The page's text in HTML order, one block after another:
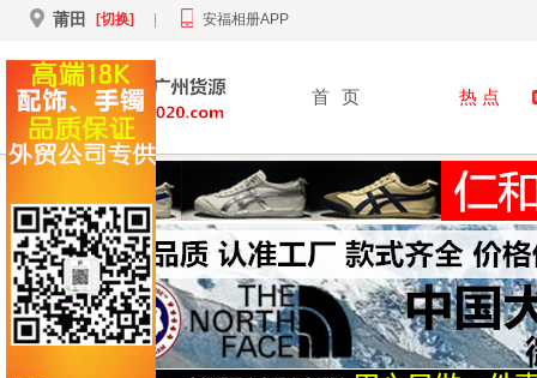
莆田 [切换] 安福相册APP
首 页 热 点